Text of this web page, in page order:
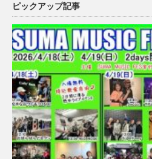
ピックアップ記事